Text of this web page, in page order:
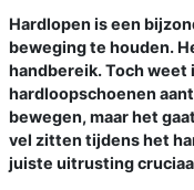
Hardlopen is een
beweging te houden.
handbereik. Toch weet
hardloopschoenen
bewegen, maar het
vel zitten tijdens het
juiste uitrusting